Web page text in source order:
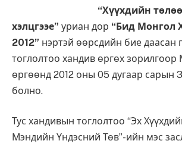
“Хүүхдийн
хэлцгээе” уриан дор “Бид Монгол
2012” нэртэй өөрсдийн бие даасан
тоглолтоо хандив өргөх
өргөөнд 2012 оны 05 дугаар сарын
болно.
Тус хандивын тоглолтоо “Эх
Мэндийн Үндэсний Төв”-ийн мэс